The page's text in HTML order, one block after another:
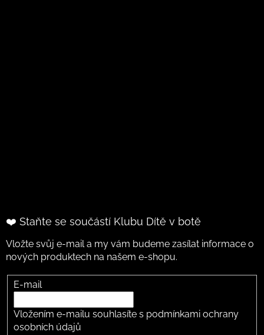
❤️ Staňte se součástí Klubu Dítě v botě
Vložte svůj e-mail a my vám budeme zasílat informace o
nových produktech na našem e-shopu.
E-mail
Vložením e-mailu souhlasíte s podmínkami ochrany
osobních údajů